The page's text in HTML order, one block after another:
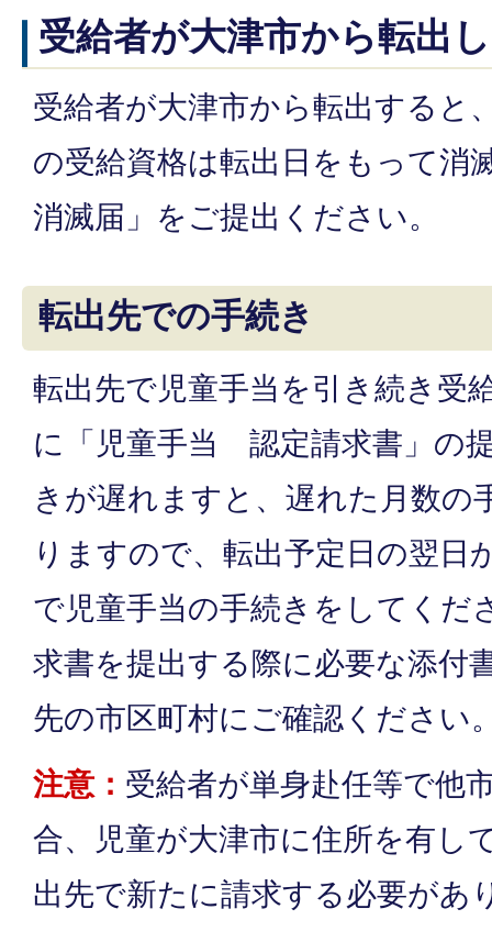
受給者が大津市から転出
受給者が大津市から転出すると
の受給資格は転出日をもって消
消滅届」をご提出ください。
転出先での手続き
転出先で児童手当を引き続き受
に「児童手当 認定請求書」の
きが遅れますと、遅れた月数の
りますので、転出予定日の翌日
で児童手当の手続きをしてくだ
求書を提出する際に必要な添付
先の市区町村にご確認ください
注意： 受給者が単身赴任等で他
合、児童が大津市に住所を有し
出先で新たに請求する必要があ